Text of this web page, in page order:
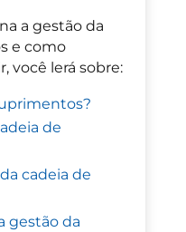
a gestão da
e como
você lerá sobre:
de
cadeia de
gestão da